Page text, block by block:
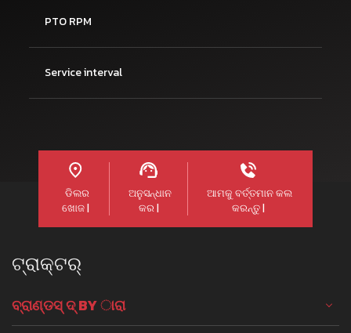
PTO RPM
Service interval
ଡିଲର
ଖୋଜ |
ଅନୁସନ୍ଧାନ
କର |
ଆମକୁ ବର୍ତ୍ତମାନ କଲ
କରନ୍ତୁ |
ଟ୍ରାକ୍ଟର୍
ବ୍ରାଣ୍ଡସ୍ ଦ୍ BY ାରା